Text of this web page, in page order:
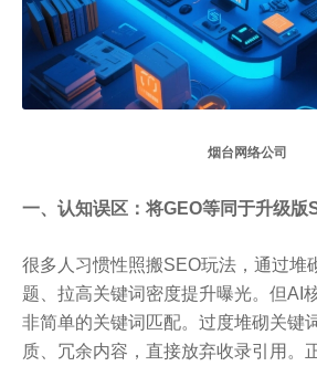
烟台 网络公司
一、认知误区：将GEO等同于升级版
很多人习惯性照搬SEO玩法，通过堆
题、拉高关键词密度提升曝光。但AI
非简单的关键词匹配。过度堆砌关键
质、冗余内容，直接放弃收录引用。